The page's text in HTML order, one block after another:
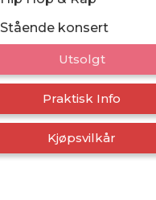
Stående konsert
Utsolgt
Praktisk Info
Kjøpsvilkår